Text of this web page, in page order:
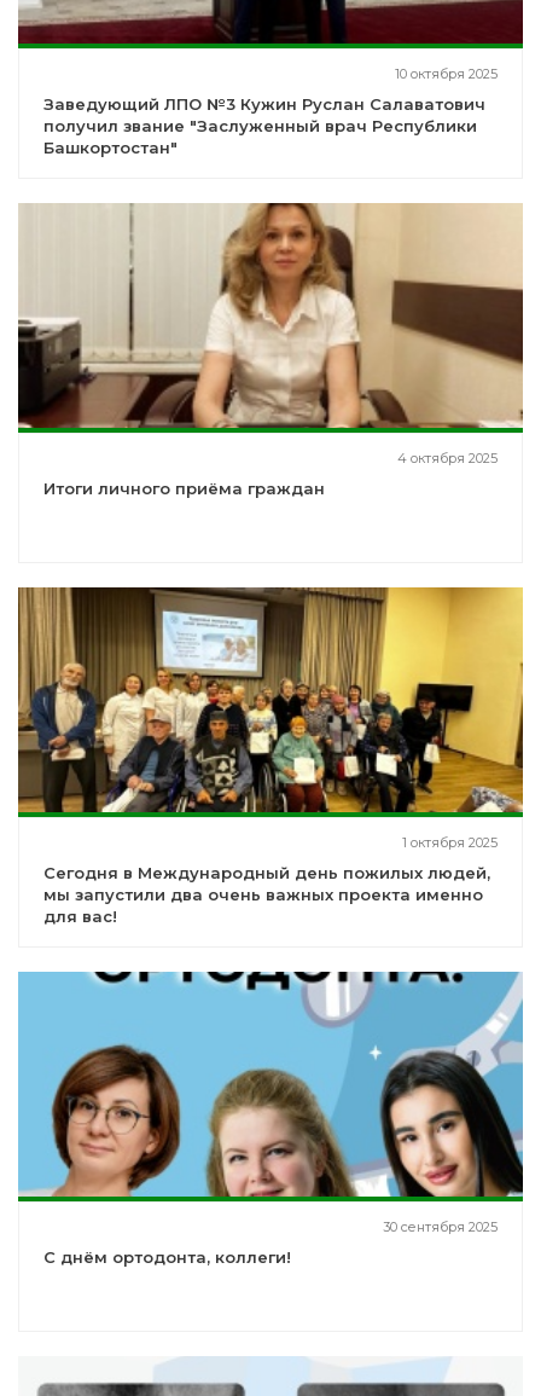
10 октября 2025
Заведующий ЛПО №3 Кужин Руслан Салаватович
получил звание "Заслуженный врач Республики
Башкортостан"
4 октября 2025
Итоги личного приёма граждан
1 октября 2025
Сегодня в Международный день пожилых людей,
мы запустили два очень важных проекта именно
для вас!
30 сентября 2025
С днём ортодонта, коллеги!